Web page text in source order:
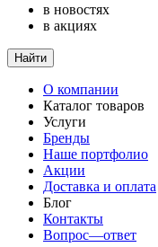
в новостях
в акциях
Найти
О компании
Каталог товаров
Услуги
Бренды
Наше портфолио
Акции
Доставка и оплата
Блог
Контакты
Вопрос—ответ